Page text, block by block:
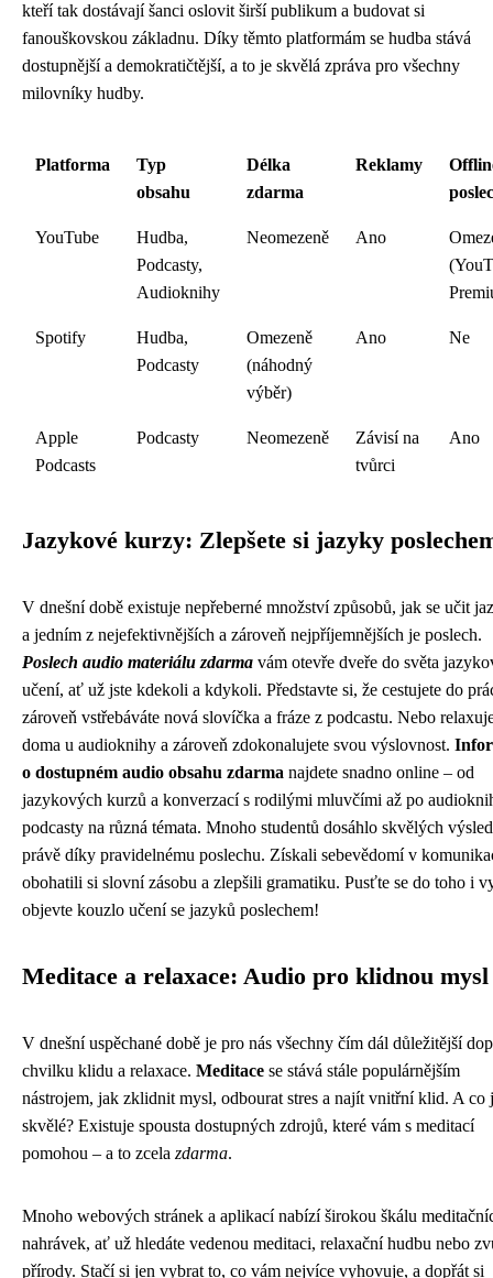
kteří tak dostávají šanci oslovit širší publikum a budovat si
fanouškovskou základnu. Díky těmto platformám se hudba stává
dostupnější a demokratičtější, a to je skvělá zpráva pro všechny
milovníky hudby.
Platforma
Typ
obsahu
Délka
zdarma
Reklamy
YouTube
Hudba,
Podcasty,
Audioknihy
Neomezeně Ano
Spotify
Hudba,
Podcasty
Omezeně
(náhodný
výběr)
Ano Ne
Apple
Podcasts
Podcasty Neomezeně
Závisí na
tvůrci
Ano
Jazykové kurzy: Zlepšete si jazyky
V dnešní době existuje nepřeberné množství způsobů, jak se učit
a jedním z nejefektivnějších a zároveň nejpříjemnějších je poslech.
Poslech audio materiálu zdarma vám otevře dveře do světa
učení, ať už jste kdekoli a kdykoli. Představte si, že cestujete do
zároveň vstřebáváte nová slovíčka a fráze z podcastu. Nebo
doma u audioknihy a zároveň zdokonalujete svou výslovnost.
o dostupném audio obsahu zdarma najdete snadno online – od
jazykových kurzů a konverzací s rodilými mluvčími až po
podcasty na různá témata. Mnoho studentů dosáhlo skvělých
právě díky pravidelnému poslechu. Získali sebevědomí v
obohatili si slovní zásobu a zlepšili gramatiku. Pusťte se do toho i
objevte kouzlo učení se jazyků poslechem!
Meditace a relaxace: Audio pro klidnou mysl
V dnešní uspěchané době je pro nás všechny čím dál důležitější
chvilku klidu a relaxace. Meditace se stává stále populárnějším
nástrojem, jak zklidnit mysl, odbourat stres a najít vnitřní klid. A co
skvělé? Existuje spousta dostupných zdrojů, které vám s meditací
pomohou – a to zcela zdarma.
Mnoho webových stránek a aplikací nabízí širokou škálu
nahrávek, ať už hledáte vedenou meditaci, relaxační hudbu nebo
přírody. Stačí si jen vybrat to, co vám nejvíce vyhovuje, a dopřát si